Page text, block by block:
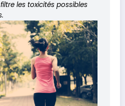
les toxicités possibles